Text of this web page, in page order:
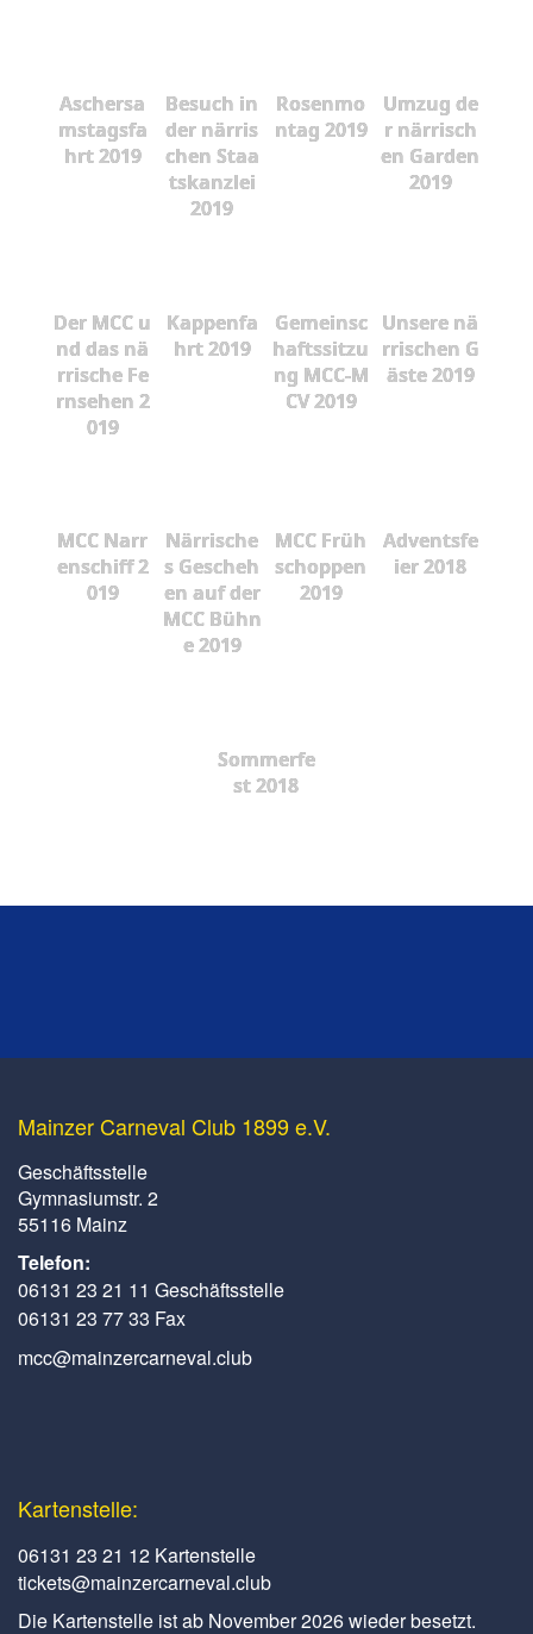
Aschersa
mstagsfa
hrt 2019
Besuch in
der närris
chen Staa
tskanzlei
2019
Rosenmo
ntag 2019
Umzug de
r närrisch
en Garden
2019
Der MCC u
nd das nä
rrische Fe
rnsehen 2
019
Kappenfa
hrt 2019
Gemeinsc
haftssitzu
ng MCC-M
CV 2019
Unsere nä
rrischen G
äste 2019
MCC Narr
enschiff 2
019
Närrische
s Gescheh
en auf der
MCC Bühn
e 2019
MCC Früh
schoppen
2019
Adventsfe
ier 2018
Sommerfe
st 2018
Mainzer Carneval Club 1899 e.V.
Geschäftsstelle
Gymnasiumstr. 2
55116 Mainz
Telefon:
06131 23 21 11 Geschäftsstelle
06131 23 77 33 Fax
mcc@mainzercarneval.club
Kartenstelle:
06131 23 21 12 Kartenstelle
tickets@mainzercarneval.club
Die Kartenstelle ist ab November 2026 wieder besetzt.